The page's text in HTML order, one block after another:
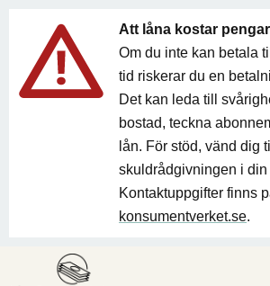
Att låna kostar
Om du inte kan betala
tid riskerar du en
Det kan leda till
bostad, teckna
lån. För stöd, vänd dig
skuldrådgivningen i din
Kontaktuppgifter finns
konsumentverket.se.